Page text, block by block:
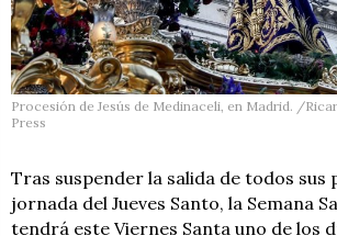
Procesión de Jesús de Medinaceli, en Madrid. /
Press
Tras suspender la salida de todos sus
jornada del Jueves Santo, la Semana
tendrá este Viernes Santa uno de los